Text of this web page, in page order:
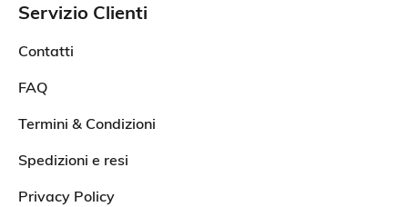
Servizio Clienti
Contatti
FAQ
Termini & Condizioni
Spedizioni e resi
Privacy Policy